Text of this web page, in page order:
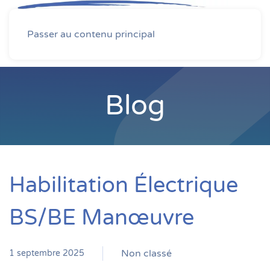
Passer au contenu principal
Blog
Habilitation Électrique
BS/BE Manœuvre
1 septembre 2025 Non classé